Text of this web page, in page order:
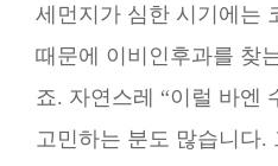
세먼지가 심한 시기에는
때문에 이비인후과를 찾
죠. 자연스레 “이럴 바엔
고민하는 분도 많습니다.